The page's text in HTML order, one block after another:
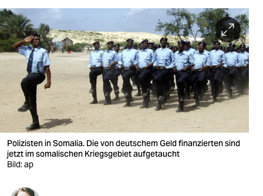
berlin
nord
wahrheit
verlag
verlag
veranstaltungen
shop
fragen & hilfe
Polizisten in Somalia. Die von deutschem Geld finanzierten sind
jetzt im somalischen Kriegsgebiet aufgetaucht
Bild: ap